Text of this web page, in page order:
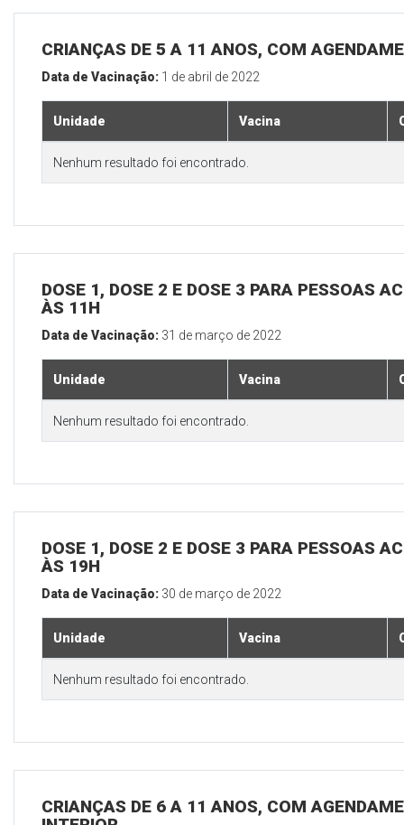
CRIANÇAS DE 5 A 11 ANOS, COM
Data de Vacinação: 1 de abril de 2022
Unidade Vacina
Nenhum resultado foi encontrado.
DOSE 1, DOSE 2 E DOSE 3 PARA PESSOAS
ÀS 11H
Data de Vacinação: 31 de março de 2022
Unidade Vacina
Nenhum resultado foi encontrado.
DOSE 1, DOSE 2 E DOSE 3 PARA PESSOAS
ÀS 19H
Data de Vacinação: 30 de março de 2022
Unidade Vacina
Nenhum resultado foi encontrado.
CRIANÇAS DE 6 A 11 ANOS, COM